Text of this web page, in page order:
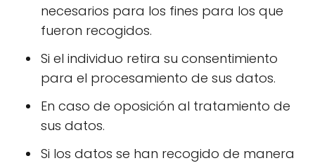
necesarios para los fines para los que
fueron recogidos.
Si el individuo retira su consentimiento
para el procesamiento de sus datos.
En caso de oposición al tratamiento de
sus datos.
Si los datos se han recogido de manera